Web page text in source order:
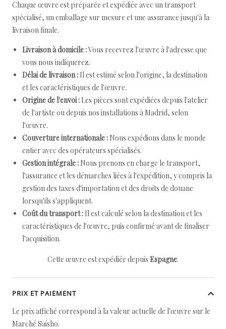
Chaque œuvre est préparée et expédiée avec un transport
spécialisé, un emballage sur mesure et une assurance jusqu'à la
livraison finale.
Livraison à domicile :Vous recevrez l'œuvre à l'adresse que
vous nous indiquerez.
Délai de livraison : Il est estimé selon l'origine, la destination
et les caractéristiques de l'œuvre.
Origine de l'envoi : Les pièces sont expédiées depuis l'atelier
de l'artiste ou depuis nos installations à Madrid, selon
l'œuvre.
Couverture internationale : Nous expédions dans le monde
entier avec des opérateurs spécialisés.
Gestion intégrale : Nous prenons en charge le transport,
l'assurance et les démarches liées à l'expédition, y compris la
gestion des taxes d'importation et des droits de douane
lorsqu'ils s'appliquent.
Coût du transport : Il est calculé selon la destination et les
caractéristiques de l'œuvre, puis confirmé avant de finaliser
l'acquisition.
Cette œuvre est expédiée depuis Espagne.
PRIX ET PAIEMENT
Le prix affiché correspond à la valeur actuelle de l'œuvre sur le
Marché Saisho.